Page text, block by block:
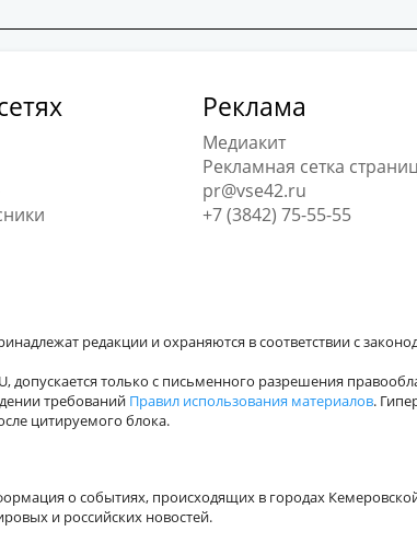
Реклама
Медиакит
Рекламная сетка
pr@vse42.ru
+7 (3842) 75-55-55
редакции и охраняются в соответствии с
допускается только с письменного разрешения
требований Правил использования материалов.
цитируемого блока.
о событиях, происходящих в городах
и российских новостей.